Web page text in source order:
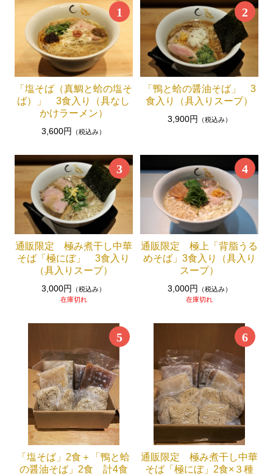
1
「塩そば（真鯛と蛤の塩そ
ば）」 3食入り（具なし
かけラーメン）
3,600円 （税込み）
2
「鴨と蛤の醤油そば」 3
食入り（具入りスープ）
3,900円 （税込み）
3
通販限定 極み煮干し中華
そば「極にぼ」 3食入り
（具入りスープ）
3,000円
（税込み）
在庫切れ
4
通販限定 極上「背脂うる
めそば」3食入り（具入り
スープ）
3,000円
（税込み）
在庫切れ
5
「塩そば」2食＋「鴨と蛤
の醤油そば」2食 計4食
6
通販限定 極み煮干し中華
そば「極にぼ」2食×３種